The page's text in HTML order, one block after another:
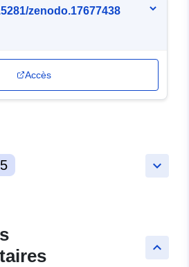
zenodo.17677438
Accès
keyboard_arrow_down
5
keyboard_arrow_up